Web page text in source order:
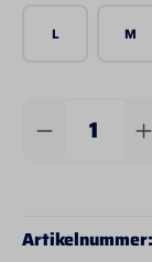
L M
Produkt
Artikelnummer: